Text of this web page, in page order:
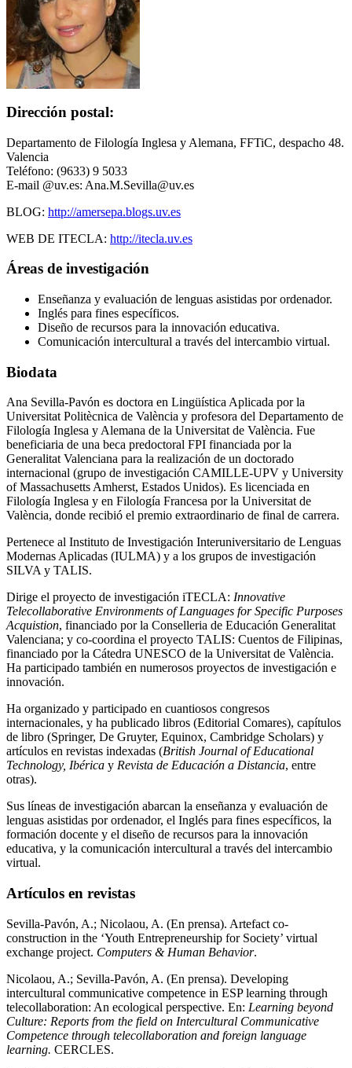
Dirección postal:
Departamento de Filología Inglesa y Alemana, FFTiC, despacho 48.
Valencia
Teléfono: (9633) 9 5033
E-mail @uv.es: Ana.M.Sevilla@uv.es
BLOG: http://amersepa.blogs.uv.es
WEB DE ITECLA: http://itecla.uv.es
Áreas de investigación
Enseñanza y evaluación de lenguas asistidas por ordenador.
Inglés para fines específicos.
Diseño de recursos para la innovación educativa.
Comunicación intercultural a través del intercambio virtual.
Biodata
Ana Sevilla-Pavón es doctora en Lingüística Aplicada por la
Universitat Politècnica de València y profesora del Departamento de
Filología Inglesa y Alemana de la Universitat de València. Fue
beneficiaria de una beca predoctoral FPI financiada por la
Generalitat Valenciana para la realización de un doctorado
internacional (grupo de investigación CAMILLE-UPV y University
of Massachusetts Amherst, Estados Unidos). Es licenciada en
Filología Inglesa y en Filología Francesa por la Universitat de
València, donde recibió el premio extraordinario de final de carrera.
Pertenece al Instituto de Investigación Interuniversitario de Lenguas
Modernas Aplicadas (IULMA) y a los grupos de investigación
SILVA y TALIS.
Dirige el proyecto de investigación iTECLA: Innovative
Telecollaborative Environments of Languages for Specific Purposes
Acquistion, financiado por la Conselleria de Educación Generalitat
Valenciana; y co-coordina el proyecto TALIS: Cuentos de Filipinas,
financiado por la Cátedra UNESCO de la Universitat de València.
Ha participado también en numerosos proyectos de investigación e
innovación.
Ha organizado y participado en cuantiosos congresos
internacionales, y ha publicado libros (Editorial Comares), capítulos
de libro (Springer, De Gruyter, Equinox, Cambridge Scholars) y
artículos en revistas indexadas (British Journal of Educational
Technology, Ibérica y Revista de Educación a Distancia, entre
otras).
Sus líneas de investigación abarcan la enseñanza y evaluación de
lenguas asistidas por ordenador, el Inglés para fines específicos, la
formación docente y el diseño de recursos para la innovación
educativa, y la comunicación intercultural a través del intercambio
virtual.
Artículos en revistas
Sevilla-Pavón, A.; Nicolaou, A. (En prensa). Artefact co-
construction in the ‘Youth Entrepreneurship for Society’ virtual
exchange project. Computers & Human Behavior.
Nicolaou, A.; Sevilla-Pavón, A. (En prensa). Developing
intercultural communicative competence in ESP learning through
telecollaboration: An ecological perspective. En: Learning beyond
Culture: Reports from the field on Intercultural Communicative
Competence through telecollaboration and foreign language
learning. CERCLES.